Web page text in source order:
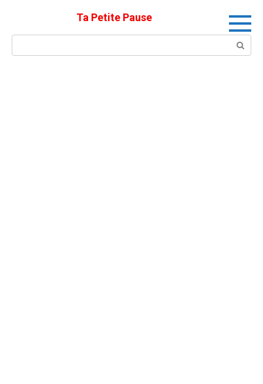
Ta Petite Pause
Search: